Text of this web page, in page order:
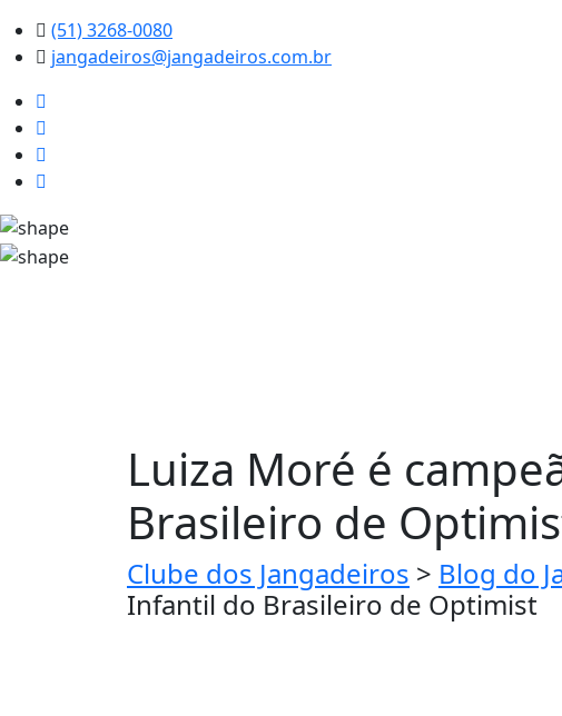
(51) 3268-0080
jangadeiros@jangadeiros.com.br
Luiza Moré é
Brasileiro de
Clube dos Jangadeiros > Blog do
Infantil do Brasileiro de Optimist